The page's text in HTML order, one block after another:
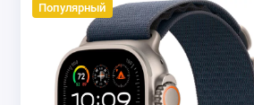
Популярный